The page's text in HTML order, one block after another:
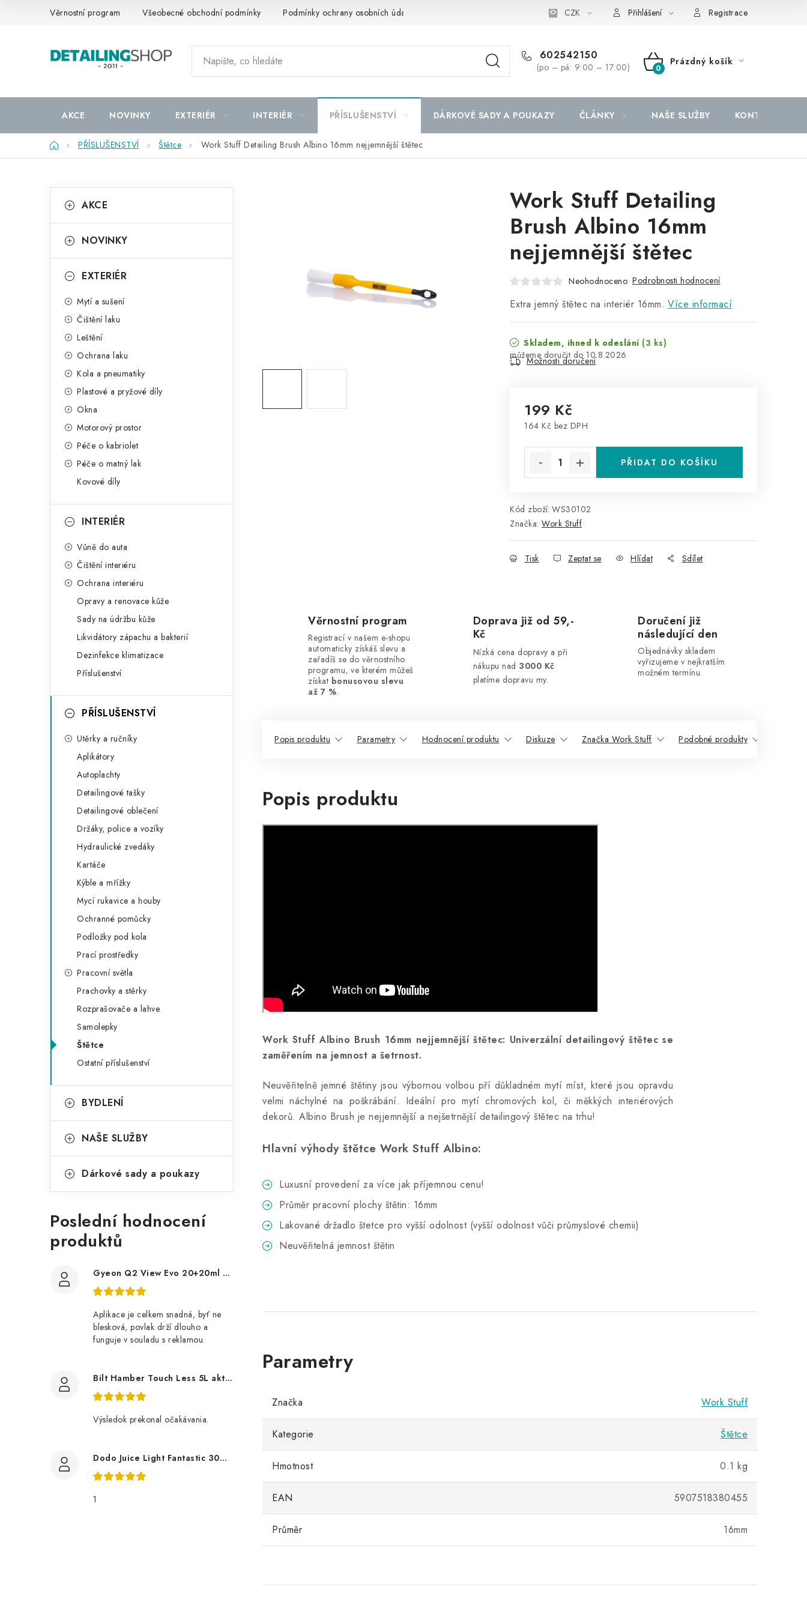
Věrnostní program Všeobecné obchodní podmínky Podmínky ochrany osobních údajů CZK Přihlášení Registrace
602542150
(po – pá: 9:00 – 17:00)
NÁKUPNÍ
Prázdný košík
AKCE NOVINKY EXTERIÉR INTERIÉR PŘÍSLUŠENSTVÍ DÁRKOVÉ SADY A POUKAZY ČLÁNKY NAŠE SLUŽBY KONTAKTY
DomůPŘÍSLUŠENSTVÍ Štětce Work Stuff Detailing Brush Albino 16mm nejjemnější štětec
o
t
kategorie
a
e
AKCE
NOVINKY
EXTERIÉR
Mytí a sušení
Čištění laku
Leštění
Ochrana laku
Kola a pneumatiky
Plastové a pryžové díly
Okna
Motorový prostor
Péče o kabriolet
Péče o matný lak
Kovové díly
INTERIÉR
Vůně do auta
Čištění interiéru
Ochrana interiéru
Opravy a renovace kůže
Sady na údržbu kůže
Likvidátory zápachu a bakterií
Dezinfekce klimatizace
Příslušenství
PŘÍSLUŠENSTVÍ
Utěrky a ručníky
Aplikátory
Autoplachty
Detailingové tašky
Detailingové oblečení
Držáky, police a vozíky
Hydraulické zvedáky
Kartáče
Kýble a mřížky
Mycí rukavice a houby
Ochranné pomůcky
Podložky pod kola
Prací prostředky
Pracovní světla
Prachovky a stěrky
Rozprašovače a lahve
Samolepky
Štětce
Ostatní příslušenství
BYDLENÍ
NAŠE SLUŽBY
Dárkové sady a poukazy
Poslední hodnocení
produktů
Gyeon Q2 View Evo 20+20ml nanopovlak na okna
Aplikace je celkem snadná, byť ne
blesková, povlak drží dlouho a
funguje v souladu s reklamou.
Bilt Hamber Touch Less 5L aktivní pěna
Výsledok prekonal očakávania.
Dodo Juice Light Fantastic 30ml měkký vosk
1
Work Stuff Detailing
Brush Albino 16mm
nejjemnější štětec
Neohodnoceno Podrobnosti hodnocení
Extra jemný štětec na interiér 16mm. Více informací
Skladem, ihned k odeslání (3 ks)
10.8.2026
Možnosti doručení
199 Kč
164 Kč bez DPH
PŘIDAT DO KOŠÍKU
Kód zboží: WS30102
Značka: Work Stuff
Tisk Zeptat se Hlídat Sdílet
Věrnostní program
Registrací v našem e-shopu
automaticky získáš slevu a
zařadíš se do věrnostního
programu, ve kterém můžeš
získat bonusovou slevu
až 7 %.
Doprava již od 59,-
Kč
Nízká cena dopravy a při
nákupu nad 3000 Kč
platíme dopravu my.
Doručení již
následující den
Objednávky skladem
vyřizujeme v nejkratším
možném termínu.
Popis produktu Parametry Hodnocení produktu Diskuze Značka Work Stuff Podobné produkty
Popis produktu
Work Stuff Albino Brush 16mm nejjemnější štětec: Univerzální detailingový štětec se
zaměřením na jemnost a šetrnost.
Neuvěřitelně jemné štětiny jsou výbornou volbou pří důkladném mytí míst, které jsou opravdu
velmi náchylné na poškrábání. Ideální pro mytí chromových kol, či měkkých interiérových
dekorů. Albino Brush je nejjemnější a nejšetrnější detailingový štětec na trhu!
Hlavní výhody štětce Work Stuff Albino:
Luxusní provedení za více jak příjemnou cenu!
Průměr pracovní plochy štětin: 16mm
Lakované držadlo štetce pro vyšší odolnost (vyšší odolnost vůči průmyslové chemii)
Neuvěřitelná jemnost štětin
Značka Work Stuff
Kategorie Štětce
Hmotnost 0.1 kg
EAN 5907518380455
Průměr 16mm